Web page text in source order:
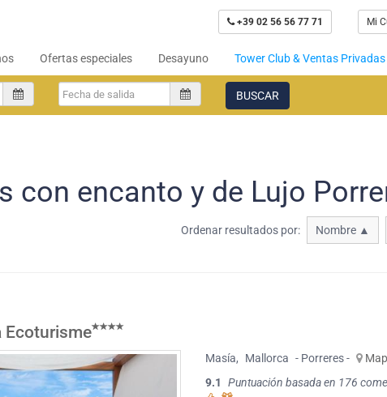
+39 02 56 56 77 71 Mi
Ofertas especiales Desayuno Tower Club & Ventas Privadas
BUSCAR
con encanto y de Lujo
Ordenar resultados por: Nombre ▲
Ecoturisme
Masía, Mallorca - Porreres -
9.1
Puntuación basada en 176